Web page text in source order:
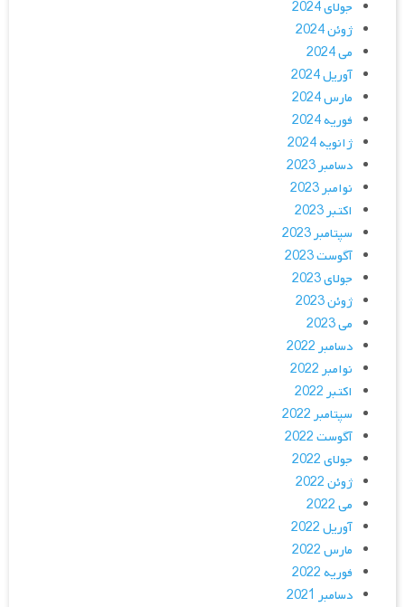
جولای 2024
ژوئن 2024
می 2024
آوریل 2024
مارس 2024
فوریه 2024
ژانویه 2024
دسامبر 2023
نوامبر 2023
اکتبر 2023
سپتامبر 2023
آگوست 2023
جولای 2023
ژوئن 2023
می 2023
دسامبر 2022
نوامبر 2022
اکتبر 2022
سپتامبر 2022
آگوست 2022
جولای 2022
ژوئن 2022
می 2022
آوریل 2022
مارس 2022
فوریه 2022
دسامبر 2021